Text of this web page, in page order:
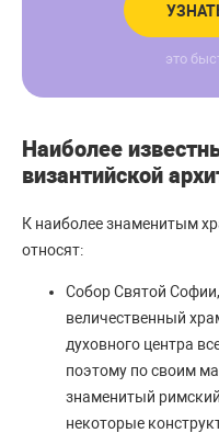
это
Наиболее
византийской
К наиболее знаменитым
относят:
Собор Святой
величественный
духовного центра
поэтому по своим
знаменитый
некоторые